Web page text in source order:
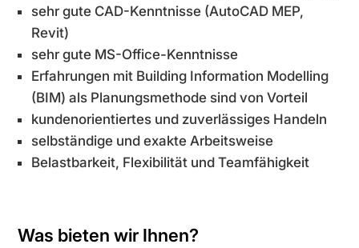
sehr gute CAD-Kenntnisse (AutoCAD MEP,
Revit)
sehr gute MS-Office-Kenntnisse
Erfahrungen mit Building Information Modelling
(BIM) als Planungsmethode sind von Vorteil
kundenorientiertes und zuverlässiges Handeln
selbständige und exakte Arbeitsweise
Belastbarkeit, Flexibilität und Teamfähigkeit
Was bieten wir Ihnen?